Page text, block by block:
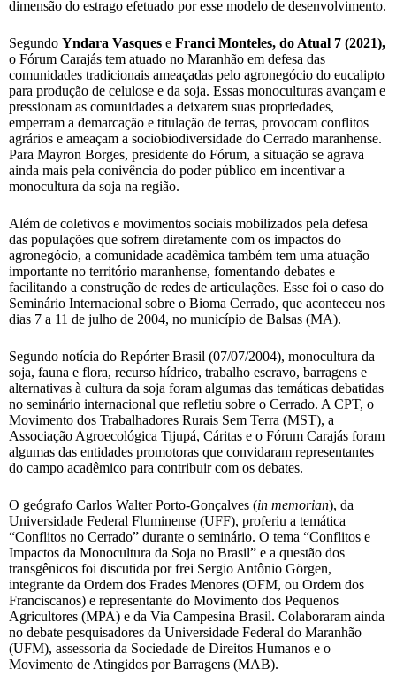
dimensão do estrago efetuado por esse modelo de desenvolvimento.
Segundo Yndara Vasques e Franci Monteles, do Atual 7 (2021),
o Fórum Carajás tem atuado no Maranhão em defesa das
comunidades tradicionais ameaçadas pelo agronegócio do eucalipto
para produção de celulose e da soja. Essas monoculturas avançam e
pressionam as comunidades a deixarem suas propriedades,
emperram a demarcação e titulação de terras, provocam conflitos
agrários e ameaçam a sociobiodiversidade do Cerrado maranhense.
Para Mayron Borges, presidente do Fórum, a situação se agrava
ainda mais pela conivência do poder público em incentivar a
monocultura da soja na região.
Além de coletivos e movimentos sociais mobilizados pela defesa
das populações que sofrem diretamente com os impactos do
agronegócio, a comunidade acadêmica também tem uma atuação
importante no território maranhense, fomentando debates e
facilitando a construção de redes de articulações. Esse foi o caso do
Seminário Internacional sobre o Bioma Cerrado, que aconteceu nos
dias 7 a 11 de julho de 2004, no município de Balsas (MA).
Segundo notícia do Repórter Brasil (07/07/2004), monocultura da
soja, fauna e flora, recurso hídrico, trabalho escravo, barragens e
alternativas à cultura da soja foram algumas das temáticas debatidas
no seminário internacional que refletiu sobre o Cerrado. A CPT, o
Movimento dos Trabalhadores Rurais Sem Terra (MST), a
Associação Agroecológica Tijupá, Cáritas e o Fórum Carajás foram
algumas das entidades promotoras que convidaram representantes
do campo acadêmico para contribuir com os debates.
O geógrafo Carlos Walter Porto-Gonçalves (in memorian), da
Universidade Federal Fluminense (UFF), proferiu a temática
“Conflitos no Cerrado” durante o seminário. O tema “Conflitos e
Impactos da Monocultura da Soja no Brasil” e a questão dos
transgênicos foi discutida por frei Sergio Antônio Görgen,
integrante da Ordem dos Frades Menores (OFM, ou Ordem dos
Franciscanos) e representante do Movimento dos Pequenos
Agricultores (MPA) e da Via Campesina Brasil. Colaboraram ainda
no debate pesquisadores da Universidade Federal do Maranhão
(UFM), assessoria da Sociedade de Direitos Humanos e o
Movimento de Atingidos por Barragens (MAB).